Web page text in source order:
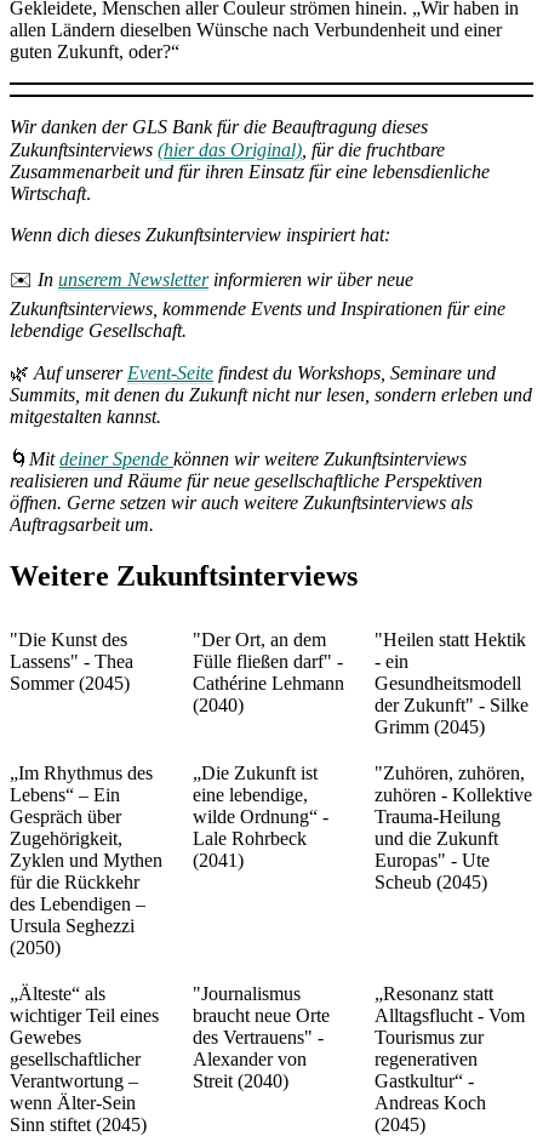
Gekleidete, Menschen aller Couleur strömen hinein. „Wir haben in
allen Ländern dieselben Wünsche nach Verbundenheit und einer
guten Zukunft, oder?“
Wir danken der GLS Bank für die Beauftragung dieses
Zukunftsinterviews (hier das Original) , für die fruchtbare
Zusammenarbeit und für ihren Einsatz für eine lebensdienliche
Wirtschaft.
Wenn dich dieses Zukunftsinterview inspiriert hat:
✉️ In unserem Newsletterinformieren wir über neue
Zukunftsinterviews, kommende Events und Inspirationen für eine
lebendige Gesellschaft.
🌿 Auf unserer Event-Seite findest du Workshops, Seminare und
Summits, mit denen du Zukunft nicht nur lesen, sondern erleben und
mitgestalten kannst.
🌀 Mitdeiner Spende können wir weitere Zukunftsinterviews
realisieren und Räume für neue gesellschaftliche Perspektiven
öffnen. Gerne setzen wir auch weitere Zukunftsinterviews als
Auftragsarbeit um.
Weitere Zukunftsinterviews
"Die Kunst des
Lassens" - Thea
Sommer (2045)
"Der Ort, an dem
Fülle fließen darf" -
Cathérine Lehmann
(2040)
"Heilen statt Hektik
- ein
Gesundheitsmodell
der Zukunft" - Silke
Grimm (2045)
„Im Rhythmus des
Lebens“ – Ein
Gespräch über
Zugehörigkeit,
Zyklen und Mythen
für die Rückkehr
des Lebendigen –
Ursula Seghezzi
(2050)
„Die Zukunft ist
eine lebendige,
wilde Ordnung“ -
Lale Rohrbeck
(2041)
"Zuhören, zuhören,
zuhören - Kollektive
Trauma-Heilung
und die Zukunft
Europas" - Ute
Scheub (2045)
„Älteste“ als
wichtiger Teil eines
Gewebes
gesellschaftlicher
Verantwortung –
wenn Älter-Sein
Sinn stiftet (2045)
"Journalismus
braucht neue Orte
des Vertrauens" -
Alexander von
Streit (2040)
„Resonanz statt
Alltagsflucht - Vom
Tourismus zur
regenerativen
Gastkultur“ -
Andreas Koch
(2045)